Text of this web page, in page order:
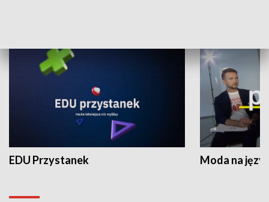
EDU Przystanek Moda na